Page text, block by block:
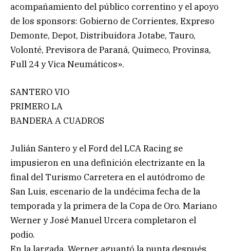
acompañamiento del público correntino y el apoyo
de los sponsors: Gobierno de Corrientes, Expreso
Demonte, Depot, Distribuidora Jotabe, Tauro,
Volonté, Previsora de Paraná, Quimeco, Provinsa,
Full 24 y Vica Neumáticos».
SANTERO VIO
PRIMERO LA
BANDERA A CUADROS
Julián Santero y el Ford del LCA Racing se
impusieron en una definición electrizante en la
final del Turismo Carretera en el autódromo de
San Luis, escenario de la undécima fecha de la
temporada y la primera de la Copa de Oro. Mariano
Werner y José Manuel Urcera completaron el
podio.